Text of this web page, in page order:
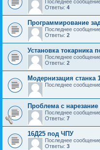
Последнее
Ответы: 4
Программирование
Последнее
Ответы: 2
Установка токарника
Последнее
Ответы: 2
Модернизация станка
Последнее
Проблема с
Последнее
Ответы: 7
16Д25 под ЧПУ
Последнее
Ответы: 3